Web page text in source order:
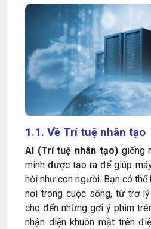
1.1. Về Trí tuệ nhân tạo
AI (Trí tuệ nhân tạo)giống
minh được tạo ra để giúp
hỏi như con người. Bạn có
nơi trong cuộc sống, từ trợ
cho đến những gợi ý phim
nhận diện khuôn mặt trên